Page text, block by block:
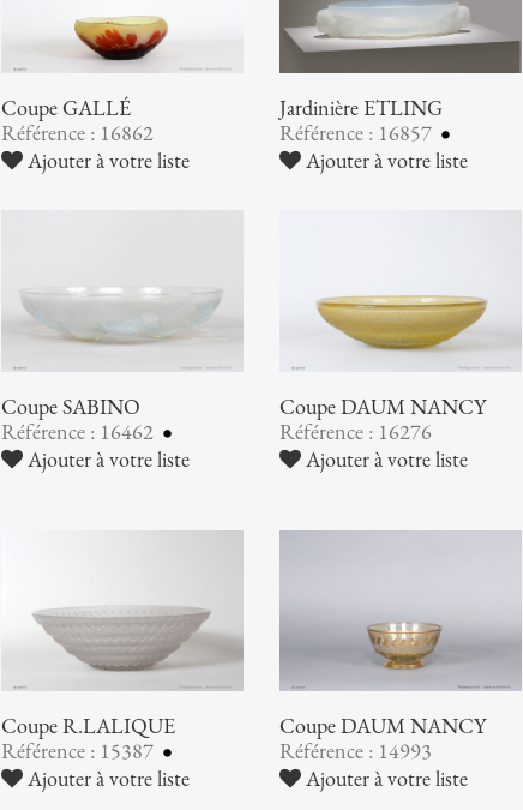
Coupe GALLÉ
Référence : 16862
Ajouter à votre liste
Jardinière ETLING
Référence : 16857
Ajouter à votre liste
Coupe SABINO
Référence : 16462
Ajouter à votre liste
Coupe DAUM NANCY
Référence : 16276
Ajouter à votre liste
Coupe R.LALIQUE
Référence : 15387
Ajouter à votre liste
Coupe DAUM NANCY
Référence : 14993
Ajouter à votre liste